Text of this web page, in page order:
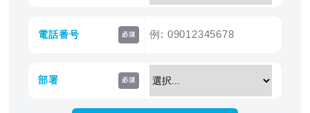
電話番号 必須
部署 必須